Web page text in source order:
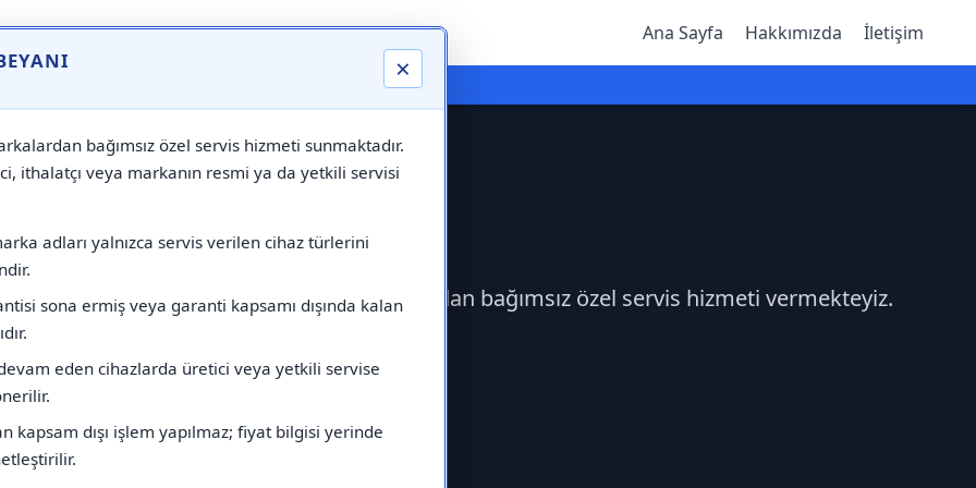
×
bağımsız özel servis hizmeti sunmaktadır.
ithalatçı veya markanın resmi ya da yetkili servisi
adları yalnızca servis verilen cihaz türlerini
sona ermiş veya garanti kapsamı dışında kalan
eden cihazlarda üretici veya yetkili servise
kapsam dışı işlem yapılmaz; fiyat bilgisi yerinde
Ana Sayfa Hakkımızda İletişim
⚠️ Markadan Bağımsız "Özel Servis" Hizmeti
Servisi
Protherm Servisi çağırabilirsiniz.Markadan bağımsız özel servis hizmeti vermekteyiz.